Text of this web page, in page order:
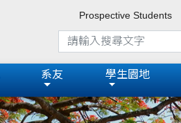
Prospective Students
系友 學生園地